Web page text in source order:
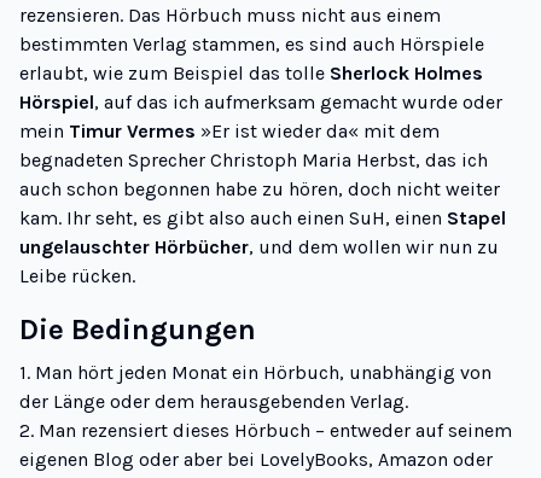
rezensieren. Das Hörbuch muss nicht aus einem
bestimmten Verlag stammen, es sind auch Hörspiele
erlaubt, wie zum Beispiel das tolle Sherlock Holmes
Hörspiel, auf das ich aufmerksam gemacht wurde oder
mein Timur Vermes »Er ist wieder da« mit dem
begnadeten Sprecher Christoph Maria Herbst, das ich
auch schon begonnen habe zu hören, doch nicht weiter
kam. Ihr seht, es gibt also auch einen SuH, einen Stapel
ungelauschter Hörbücher, und dem wollen wir nun zu
Leibe rücken.
Die Bedingungen
1. Man hört jeden Monat ein Hörbuch, unabhängig von
der Länge oder dem herausgebenden Verlag.
2. Man rezensiert dieses Hörbuch – entweder auf seinem
eigenen Blog oder aber bei LovelyBooks, Amazon oder